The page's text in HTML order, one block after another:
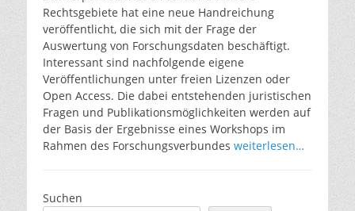
Rechtsgebiete hat eine neue Handreichung
veröffentlicht, die sich mit der Frage der
Auswertung von Forschungsdaten beschäftigt.
Interessant sind nachfolgende eigene
Veröffentlichungen unter freien Lizenzen oder
Open Access. Die dabei entstehenden juristischen
Fragen und Publikationsmöglichkeiten werden auf
der Basis der Ergebnisse eines Workshops im
Rahmen des Forschungsverbundes weiterlesen…
Suchen